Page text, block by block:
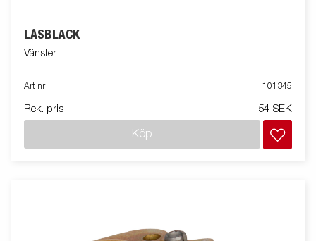
LÅSBLÄCK
Vänster
Art nr 101345
Rek. pris 54 SEK
Köp